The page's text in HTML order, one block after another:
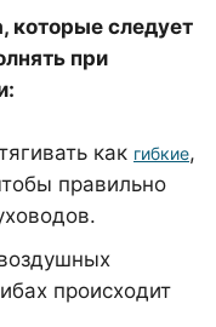
которые следует
при
как гибкие,
правильно
происходит